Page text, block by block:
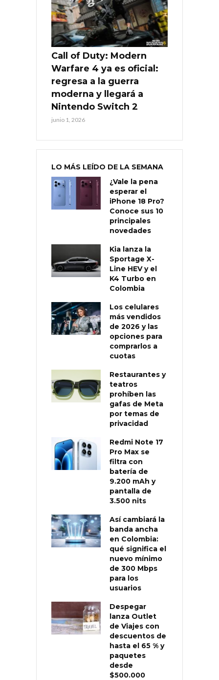
Call of Duty: Modern
Warfare 4 ya es oficial:
regresa a la guerra
moderna y llegará a
Nintendo Switch 2
junio 1, 2026
LO MÁS LEÍDO DE LA SEMANA
¿Vale la pena
esperar el
iPhone 18 Pro?
Conoce sus 10
principales
novedades
Kia lanza la
Sportage X-
Line HEV y el
K4 Turbo en
Colombia
Los celulares
más vendidos
de 2026 y las
opciones para
comprarlos a
cuotas
Restaurantes y
teatros
prohíben las
gafas de Meta
por temas de
privacidad
Redmi Note 17
Pro Max se
filtra con
batería de
9.200 mAh y
pantalla de
3.500 nits
Así cambiará la
banda ancha
en Colombia:
qué significa el
nuevo mínimo
de 300 Mbps
para los
usuarios
Despegar
lanza Outlet
de Viajes con
descuentos de
hasta el 65 % y
paquetes
desde
$500.000